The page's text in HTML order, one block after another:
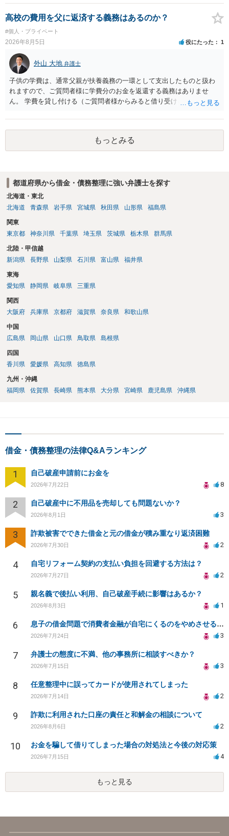
ので、詐欺罪の実行行為性が無く罪に問うことはできません。 おそら
く、相手が真実を話せば警察も取り合わないと思いますが、虚偽の内
容を述べた場合は、捜査はあるかもしれません。 ただし、捜査におい
て、真実を説明すれば、「ちゃんと返しなさいよ」程度の注意で済む
ことだと思われます。 また、返せるお金が無いのであれば、返せない
のは致し方ありません。真摯に分割して支払うことを相手に告げてい
くのみでしょう。 以上、ご参考まで。
高校の費用を父に返済する義務はあるのか？
#個人・プライベート
2026年8月5日 役にたった 1
外山 大地 弁護士
子供の学費は、通常父親が扶養義務の一環として支出したものと扱わ
れますので、ご質問者様に学費分のお金を返還する義務はありませ
ん。 学費を貸し付ける（ご質問者様からみると借り受ける）といった
ょう。
もっとみる
都道府県から借金・債務整理に強い弁護士を探す
北海道・東北
北海道
青森県 岩手県 宮城県 秋田県 山形県 福島県
関東
東京都
神奈川県 千葉県 埼玉県 茨城県 栃木県 群馬県
北陸・甲信越
新潟県
長野県 山梨県 石川県 富山県 福井県
東海
愛知県
静岡県 岐阜県 三重県
関西
大阪府
兵庫県 京都府 滋賀県 奈良県 和歌山県
中国
広島県
岡山県 山口県 鳥取県 島根県
四国
香川県
愛媛県 高知県 徳島県
九州・沖縄
福岡県
佐賀県 長崎県 熊本県 大分県 宮崎県 鹿児島県 沖縄県
借金・債務整理の法律Q&Aランキング
1 自己破産申請前にお金を
2026年7月22日 8
2 自己破産中に不用品を売却しても問題ないか？
2026年8月1日 3
3 詐欺被害でできた借金と元の借金が積み重なり返済困難
2026年7月30日 2
4 自宅リフォーム契約の支払い負担を回避する方法は？
2026年7月27日 2
5 親名義で後払い利用、自己破産手続に影響はあるか？
2026年8月3日 1
6 息子の借金問題で消費者金融が自宅にくるのをやめさせる方法はないですか？
2026年7月24日 3
7 弁護士の態度に不満、他の事務所に相談すべきか？
2026年7月15日 3
8 任意整理中に誤ってカードが使用されてしまった
2026年7月14日 2
9 詐欺に利用された口座の責任と和解金の相談について
2026年8月6日 2
10 お金を騙して借りてしまった場合の対処法と今後の対応策
2026年7月15日 4
もっと見る